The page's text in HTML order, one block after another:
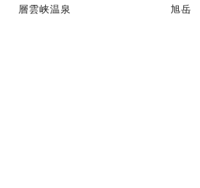
層雲峡温泉 旭岳